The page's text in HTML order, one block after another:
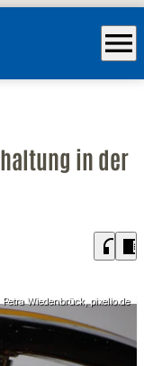
menu
in der
headphones chrome_reader_mode
Petra Wiedenbrück, pixelio.de